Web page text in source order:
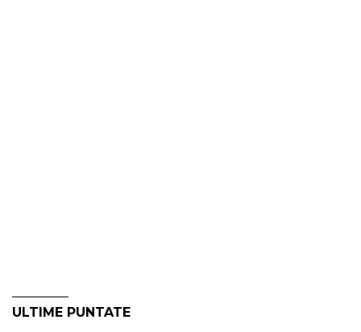
ULTIME PUNTATE